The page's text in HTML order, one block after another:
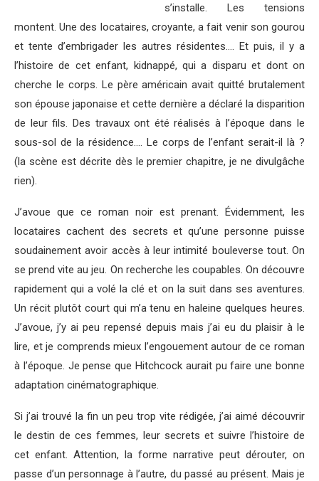
s’installe. Les tensions
montent. Une des locataires, croyante, a fait venir son gourou
et tente d’embrigader les autres résidentes…. Et puis, il y a
l’histoire de cet enfant, kidnappé, qui a disparu et dont on
cherche le corps. Le père américain avait quitté brutalement
son épouse japonaise et cette dernière a déclaré la disparition
de leur fils. Des travaux ont été réalisés à l’époque dans le
sous-sol de la résidence…. Le corps de l’enfant serait-il là ?
(la scène est décrite dès le premier chapitre, je ne divulgâche
rien).
J’avoue que ce roman noir est prenant. Évidemment, les
locataires cachent des secrets et qu’une personne puisse
soudainement avoir accès à leur intimité bouleverse tout. On
se prend vite au jeu. On recherche les coupables. On découvre
rapidement qui a volé la clé et on la suit dans ses aventures.
Un récit plutôt court qui m’a tenu en haleine quelques heures.
J’avoue, j’y ai peu repensé depuis mais j’ai eu du plaisir à le
lire, et je comprends mieux l’engouement autour de ce roman
à l’époque. Je pense que Hitchcock aurait pu faire une bonne
adaptation cinématographique.
Si j’ai trouvé la fin un peu trop vite rédigée, j’ai aimé découvrir
le destin de ces femmes, leur secrets et suivre l’histoire de
cet enfant. Attention, la forme narrative peut dérouter, on
passe d’un personnage à l’autre, du passé au présent. Mais je